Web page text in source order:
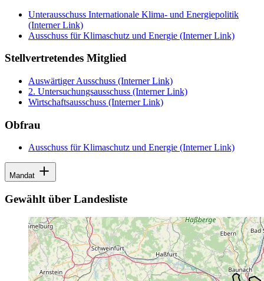
Unterausschuss Internationale Klima- und Energiepolitik
(Interner Link)
Ausschuss für Klimaschutz und Energie (Interner Link)
Stellvertretendes Mitglied
Auswärtiger Ausschuss (Interner Link)
2. Untersuchungsausschuss (Interner Link)
Wirtschaftsausschuss (Interner Link)
Obfrau
Ausschuss für Klimaschutz und Energie (Interner Link)
Mandat
Gewählt über Landesliste